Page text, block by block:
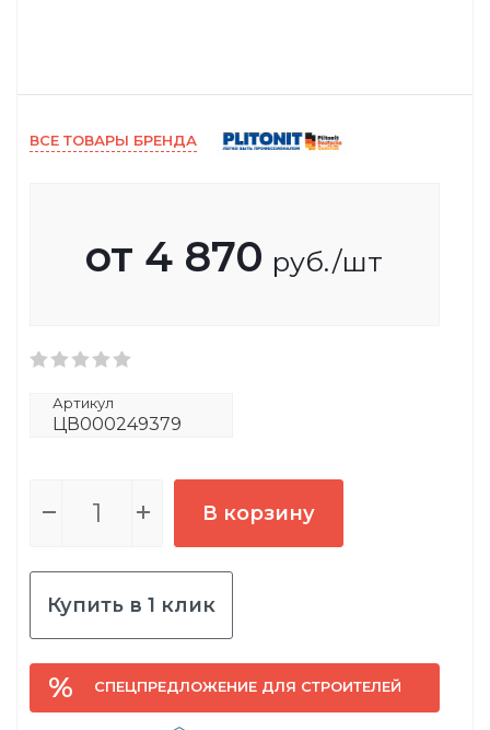
ВСЕ ТОВАРЫ БРЕНДА
от 4 870 руб./шт
Артикул
ЦВ000249379
В корзину
Купить в 1 клик
СПЕЦПРЕДЛОЖЕНИЕ ДЛЯ СТРОИТЕЛЕЙ